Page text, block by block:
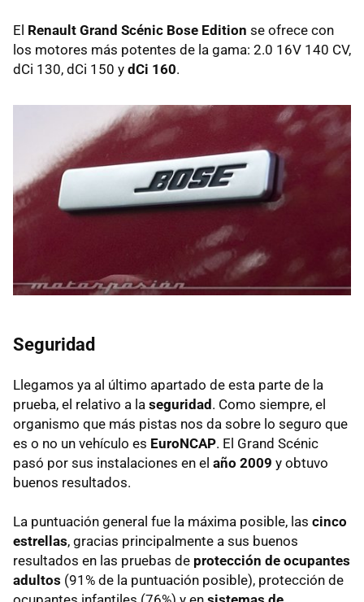
El Renault Grand Scénic Bose Edition se ofrece con
los motores más potentes de la gama: 2.0 16V 140 CV,
dCi 130, dCi 150 y dCi 160.
Seguridad
Llegamos ya al último apartado de esta parte de la
prueba, el relativo a la seguridad. Como siempre, el
organismo que más pistas nos da sobre lo seguro que
es o no un vehículo es EuroNCAP. El Grand Scénic
pasó por sus instalaciones en el año 2009 y obtuvo
buenos resultados.
La puntuación general fue la máxima posible, las cinco
estrellas, gracias principalmente a sus buenos
resultados en las pruebas de protección de ocupantes
adultos (91% de la puntuación posible), protección de